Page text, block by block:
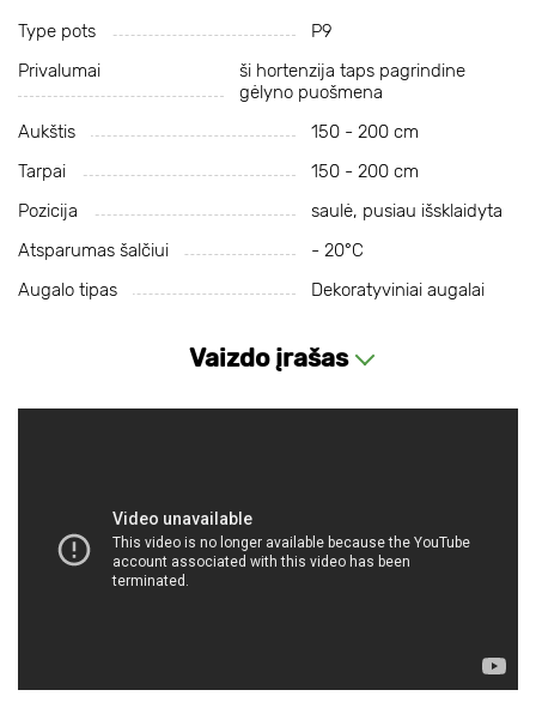
Type pots
P9
Privalumai
ši hortenzija taps pagrindine
gėlyno puošmena
Aukštis
150 - 200 cm
Tarpai
150 - 200 cm
Pozicija
saulė, pusiau išsklaidyta
Atsparumas šalčiui
- 20°С
Augalo tipas
Dekoratyviniai augalai
Vaizdo įrašas